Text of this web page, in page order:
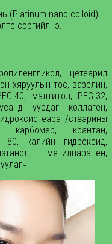
(Platinum nano colloid)
сэргийлнэ.
цетеарил
хяруулын тос, вазелин,
40, малтитол, PEG-32,
уусдаг коллаген,
стеарины
карбомер, ксантан,
80, калийн гидроксид,
метилпарапен,